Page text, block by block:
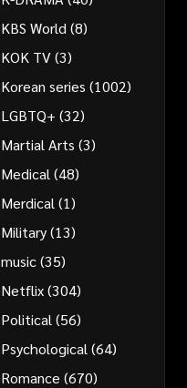
KBS World (8)
KOK TV(3)
Korean series (1002)
LGBTQ+ (32)
Martial Arts (3)
Medical (48)
Merdical (1)
Military(13)
music(35)
Netflix(304)
Political (56)
Psychological (64)
Romance (670)